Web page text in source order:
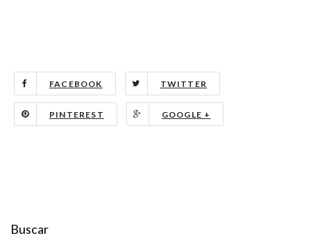
FACEBOOK TWITTER
PINTEREST GOOGLE +
Buscar